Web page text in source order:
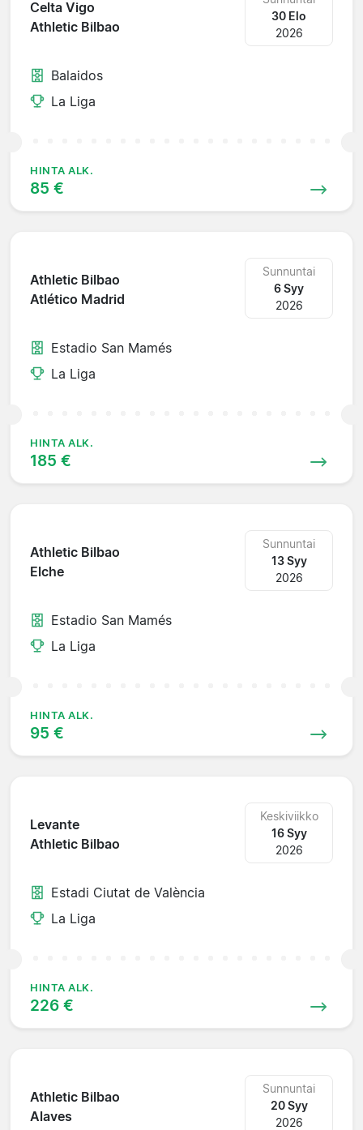
Celta Vigo
Athletic Bilbao
30 Elo
2026
Balaidos
La Liga
HINTA ALK.
85 €
Athletic Bilbao
Atlético Madrid
Sunnuntai
6 Syy
2026
Estadio San Mamés
La Liga
HINTA ALK.
185 €
Athletic Bilbao
Elche
Sunnuntai
13 Syy
2026
Estadio San Mamés
La Liga
HINTA ALK.
95 €
Levante
Athletic Bilbao
Keskiviikko
16 Syy
2026
Estadi Ciutat de València
La Liga
HINTA ALK.
226 €
Athletic Bilbao
Alaves
Sunnuntai
20 Syy
2026